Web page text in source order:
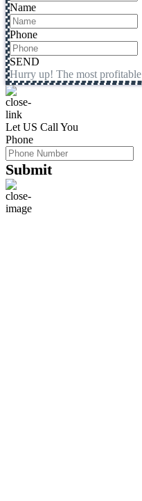
Name
Phone
SEND
Hurry up! The most
Let US Call You
Phone
Submit